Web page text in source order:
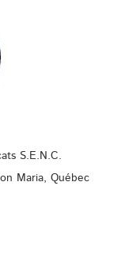
S.E.N.C.
Maria, Québec